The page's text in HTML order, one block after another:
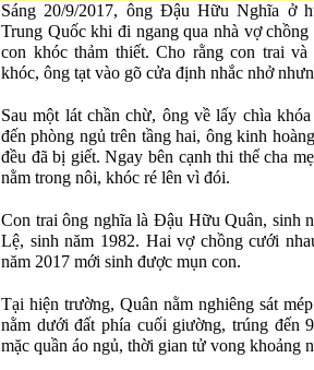
Sáng 20/9/2017, ông Đậu Hữu Nghĩa ở
Trung Quốc khi đi ngang qua nhà vợ
con khóc thảm thiết. Cho rằng con trai
khóc, ông tạt vào gõ cửa định nhắc nhở
Sau một lát chần chừ, ông về lấy chìa
đến phòng ngủ trên tầng hai, ông kinh
đều đã bị giết. Ngay bên cạnh thi thể cha
nằm trong nôi, khóc ré lên vì đói.
Con trai ông nghĩa là Đậu Hữu Quân, sinh
Lệ, sinh năm 1982. Hai vợ chồng cưới
năm 2017 mới sinh được mụn con.
Tại hiện trường, Quân nằm nghiêng sát
nằm dưới đất phía cuối giường, trúng đến
mặc quần áo ngủ, thời gian tử vong khoảng